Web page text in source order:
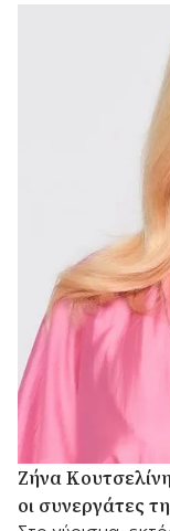
Ζήνα
οι συνεργάτες